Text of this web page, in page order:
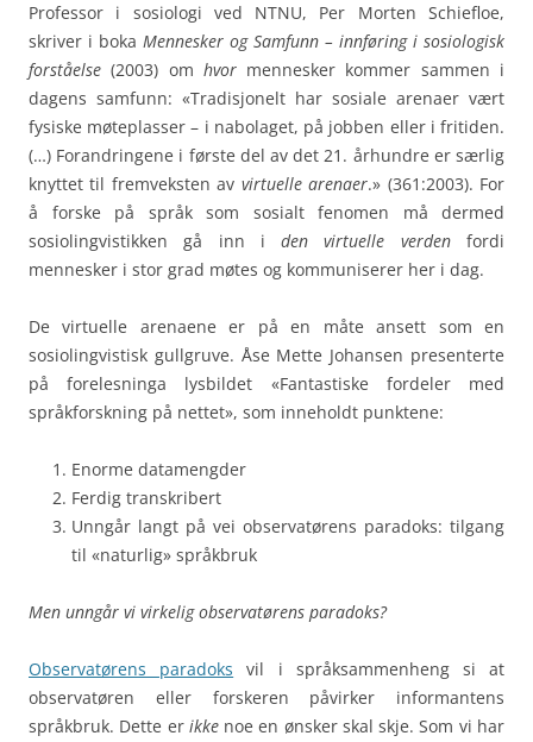
Professor i sosiologi ved NTNU, Per Morten Schiefloe,
skriver i boka Mennesker og Samfunn – innføring i sosiologisk
forståelse (2003) om hvormennesker kommer sammen i
dagens samfunn: «Tradisjonelt har sosiale arenaer vært
fysiske møteplasser – i nabolaget, på jobben eller i fritiden.
(…) Forandringene i første del av det 21. århundre er særlig
knyttet til fremveksten av virtuelle arenaer.» (361:2003). For
å forske på språk som sosialt fenomen må dermed
sosiolingvistikken gå inn iden virtuelle verdenfordi
mennesker i stor grad møtes og kommuniserer her i dag.
De virtuelle arenaene er på en måte ansett som en
sosiolingvistisk gullgruve. Åse Mette Johansen presenterte
på forelesninga lysbildet «Fantastiske fordeler med
språkforskning på nettet», som inneholdt punktene:
Enorme datamengder
Ferdig transkribert
Unngår langt på vei observatørens paradoks: tilgang
til «naturlig» språkbruk
Men unngår vi virkelig observatørens paradoks?
Observatørens paradoks vil i språksammenheng si at
observatøren eller forskeren påvirker informantens
språkbruk. Dette er ikkenoe en ønsker skal skje. Som vi har